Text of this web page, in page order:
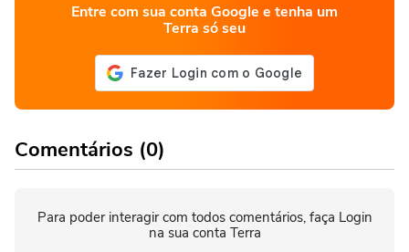
Entre com sua conta Google e tenha um
Terra só seu
Comentários (0)
Para poder interagir com todos comentários, faça Login
na sua conta Terra